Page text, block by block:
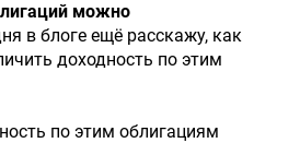
можно
в блоге ещё расскажу, как
доходность по этим
по этим облигациям